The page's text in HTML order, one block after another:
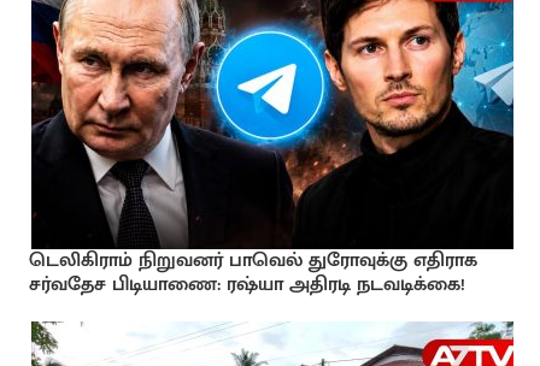
டெலிகிராம் நிறுவனர் பாவெல் துரோவுக்கு எதிராக
சர்வதேச பிடியாணை: ரஷ்யா அதிரடி நடவடிக்கை!